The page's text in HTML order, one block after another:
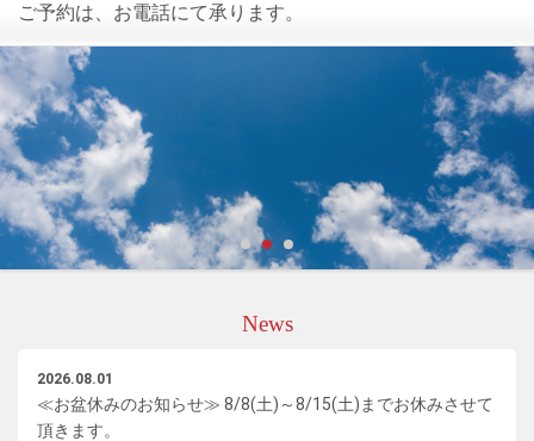
ご予約は、お電話にて承ります。
News
2026.08.01
≪お盆休みのお知らせ≫ 8/8(土)～8/15(土)までお休みさせて
頂きます。